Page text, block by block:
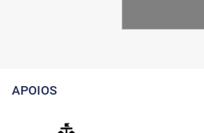
APOIOS